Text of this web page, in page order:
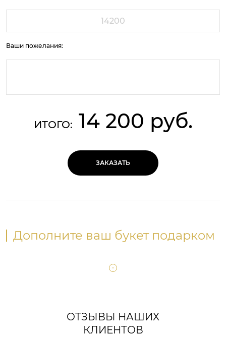
Ваши пожелания:
ИТОГО: 14 200 руб.
ЗАКАЗАТЬ
Дополните ваш букет подарком
ОТЗЫВЫ НАШИХ
КЛИЕНТОВ